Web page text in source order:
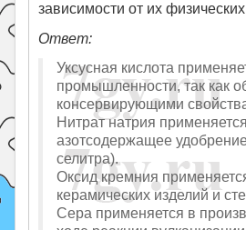
зависимости от их
Ответ:
Уксусная кислота
промышленности, так как
консервирующими
Нитрат натрия
азотсодержащее
селитра).
Оксид кремния
керамических изделий и
Сера применяется в